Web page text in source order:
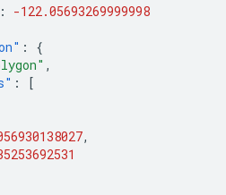
:
-122.05693269999998
:
{
,
:
[
,